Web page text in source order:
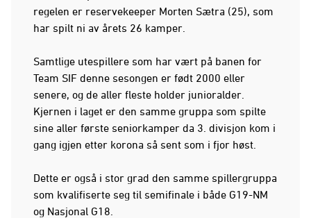
regelen er reservekeeper Morten Sætra (25), som
har spilt ni av årets 26 kamper.
Samtlige utespillere som har vært på banen for
Team SIF denne sesongen er født 2000 eller
senere, og de aller fleste holder junioralder.
Kjernen i laget er den samme gruppa som spilte
sine aller første seniorkamper da 3. divisjon kom i
gang igjen etter korona så sent som i fjor høst.
Dette er også i stor grad den samme spillergruppa
som kvalifiserte seg til semifinale i både G19-NM
og Nasjonal G18.